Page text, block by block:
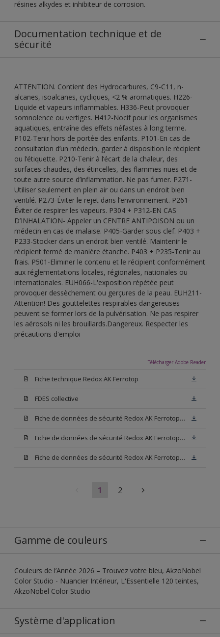
résines alkydes et inhibiteur de corrosion.
Documentation technique et de
sécurité
ATTENTION. Contient des Hydrocarbures, C9-C11, n-
alcanes, isoalcanes, cycliques, <2 % aromatiques. H226-
Liquide et vapeurs inflammables. H336-Peut provoquer
somnolence ou vertiges. H412-Nocif pour les organismes
aquatiques, entraîne des effets néfastes à long terme.
P102-Tenir hors de portée des enfants. P101-En cas de
consultation d’un médecin, garder à disposition le récipient
ou l’étiquette. P210-Tenir à l’écart de la chaleur, des
surfaces chaudes, des étincelles, des flammes nues et de
toute autre source d’inflammation. Ne pas fumer. P271-
Utiliser seulement en plein air ou dans un endroit bien
ventilé. P273-Éviter le rejet dans l’environnement. P261-
Éviter de respirer les vapeurs. P304 + P312-EN CAS
D’INHALATION- Appeler un CENTRE ANTIPOISON ou un
médecin en cas de malaise. P405-Garder sous clef. P403 +
P233-Stocker dans un endroit bien ventilé. Maintenir le
récipient fermé de manière étanche. P403 + P235-Tenir au
frais. P501-Eliminer le contenu et le récipient conformément
aux réglementations locales, régionales, nationales ou
internationales. EUH066-L'exposition répétée peut
provoquer dessèchement ou gerçures de la peau. EUH211-
Attention! Des gouttelettes respirables dangereuses
peuvent se former lors de la pulvérisation. Ne pas respirer
les aérosols ni les brouillards.Dangereux. Respecter les
précautions d'emploi
Télécharger Adobe Reader
Fiche technique Redox AK Ferrotop
FDES collective
Fiche de données de sécurité Redox AK Ferrotop Base W05
Fiche de données de sécurité Redox AK Ferrotop Noir
Fiche de données de sécurité Redox AK Ferrotop Blanc
1 2
Gamme de couleurs
Couleurs de l’Année 2026 – Trouvez votre bleu, AkzoNobel
Color Studio - Nuancier Intérieur, L'Essentielle 120 teintes,
AkzoNobel Color Studio
Système d'application